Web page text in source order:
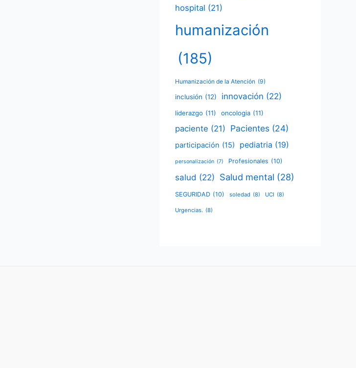
hospital (21)
humanización
(185)
Humanización de la Atención (9)
inclusión (12) innovación (22)
liderazgo (11) oncologia (11)
paciente (21) Pacientes (24)
participación (15) pediatria (19)
personalización (7) Profesionales (10)
salud (22) Salud mental (28)
SEGURIDAD (10) soledad (8) UCI (8)
Urgencias. (8)